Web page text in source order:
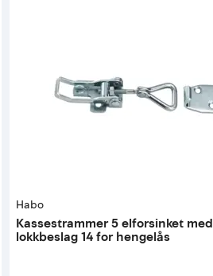
Habo
Kassestrammer 5 elforsinket med
lokkbeslag 14 for hengelås